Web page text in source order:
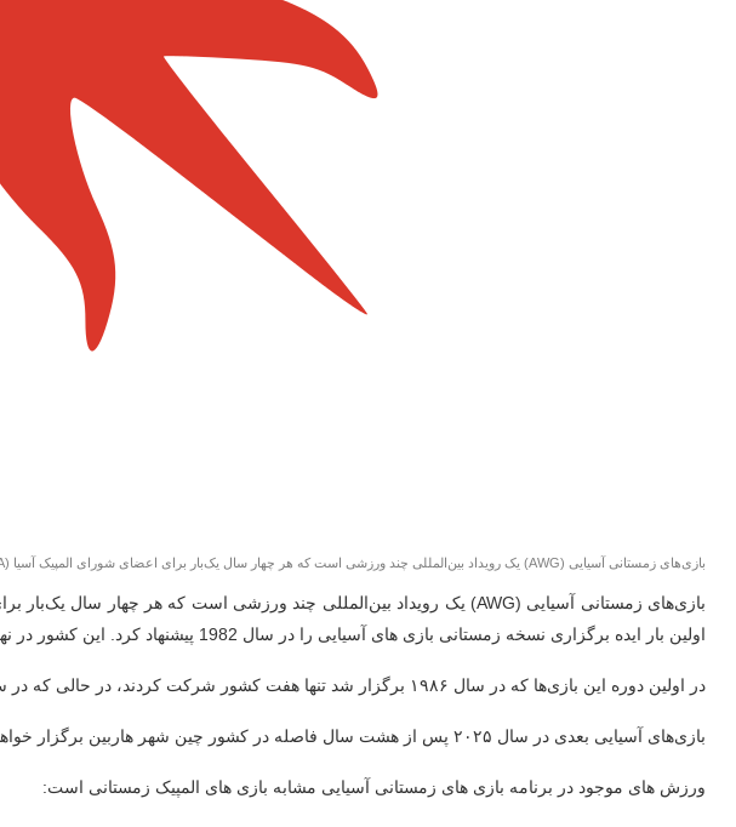
بازی‌های زمستانی آسیایی (AWG) یک رویداد بین‌المللی چند ورزشی است که هر چهار سال یک‌بار برای اعضای شورای المپیک آسیا (OCA) برگزار می‌شود
اولین بار ایده برگزاری نسخه زمستانی بازی های آسیایی را در سال 1982 پیشنهاد کرد. این کشور در نهایت توانست حق میزبانی اولین دوره بازی های آسیایی را که در سال 1986 در ساپورو برگزار شد، دریافت کند.
در اولین دوره این بازی‌ها که در سال ۱۹۸۶ برگزار شد تنها هفت کشور شرکت کردند، در حالی که در سال ۲۰۱۷ تعداد کشور‌های شرکت کننده به ۳۲ کشور رسید.
بازی‌های آسیایی بعدی در سال ۲۰۲۵ پس از هشت سال فاصله در کشور چین شهر هاربین برگزار خواهد شد.
ورزش های موجود در برنامه بازی های زمستانی آسیایی مشابه بازی های المپیک زمستانی است: